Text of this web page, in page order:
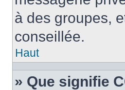
à des groupes,
conseillée.
Haut
» Que signifie